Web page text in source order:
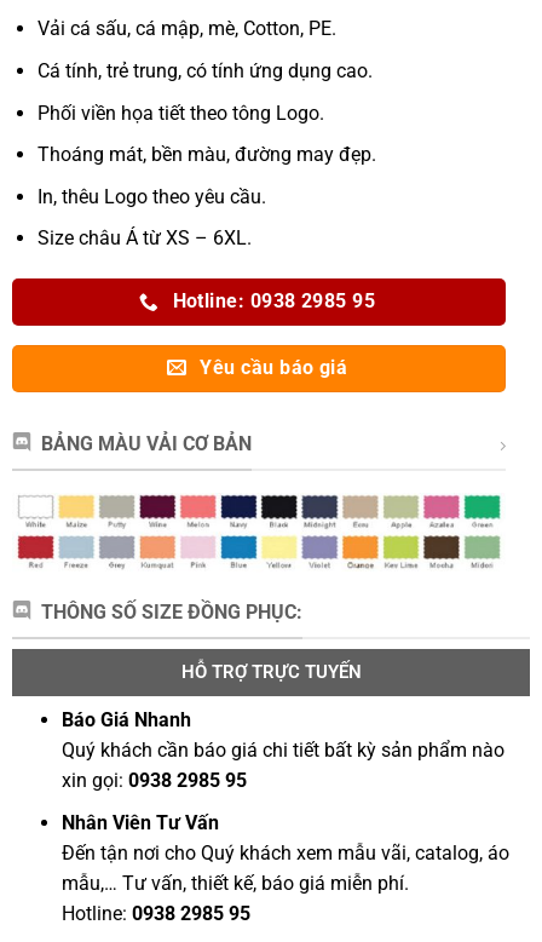
Vải cá sấu, cá mập, mè, Cotton, PE.
Cá tính, trẻ trung, có tính ứng dụng cao.
Phối viền họa tiết theo tông Logo.
Thoáng mát, bền màu, đường may đẹp.
In, thêu Logo theo yêu cầu.
Size châu Á từ XS – 6XL.
Hotline: 0938 2985 95
Yêu cầu báo giá
BẢNG MÀU VẢI CƠ BẢN
THÔNG SỐ SIZE ĐỒNG PHỤC:
HỖ TRỢ TRỰC TUYẾN
Báo Giá Nhanh
Quý khách cần báo giá chi tiết bất kỳ sản phẩm nào
xin gọi:0938 2985 95
Nhân Viên Tư Vấn
Đến tận nơi cho Quý khách xem mẫu vãi, catalog, áo
mẫu,… Tư vấn, thiết kế, báo giá miễn phí.
Hotline: 0938 2985 95